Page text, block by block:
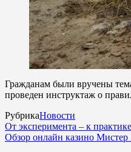
Гражданам были вручены
проведен инструктаж о
РубрикаНовости
От эксперимента – к практике
Обзор онлайн казино Мистер